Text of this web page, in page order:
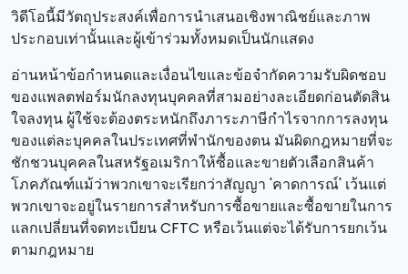
วิดีโอนี้มีวัตถุประสงค์เพื่อการนําเสนอเชิงพาณิชย์และภาพ
ประกอบเท่านั้นและผู้เข้าร่วมทั้งหมดเป็นนักแสดง
อ่านหน้าข้อกําหนดและเงื่อนไขและข้อจํากัดความรับผิดชอบ
ของแพลตฟอร์มนักลงทุนบุคคลที่สามอย่างละเอียดก่อนตัดสิน
ใจลงทุน ผู้ใช้จะต้องตระหนักถึงภาระภาษีกําไรจากการลงทุน
ของแต่ละบุคคลในประเทศที่พํานักของตน มันผิดกฎหมายที่จะ
ชักชวนบุคคลในสหรัฐอเมริกาให้ซื้อและขายตัวเลือกสินค้า
โภคภัณฑ์แม้ว่าพวกเขาจะเรียกว่าสัญญา 'คาดการณ์' เว้นแต่
พวกเขาจะอยู่ในรายการสําหรับการซื้อขายและซื้อขายในการ
แลกเปลี่ยนที่จดทะเบียน CFTC หรือเว้นแต่จะได้รับการยกเว้น
ตามกฎหมาย